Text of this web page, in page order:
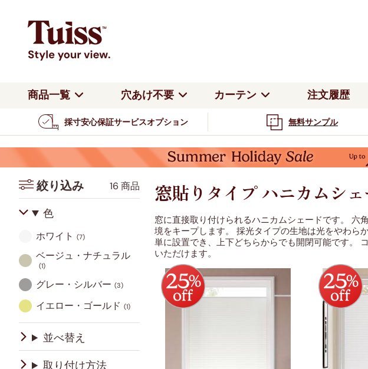
注文履歴
よくある質問 注文履歴
会社概要
配送・送料
返品・交換
ブラインドの採寸方
公式ブログ
カーテンの取り付け方
商品一覧
ハニカムシェード ロールスクリーン ウ
バーチカルブラインド アルミブラインド
ロー
つっぱり式 賃貸OK・ビス不
要 賃貸OK
遮光パーフェクトシェード
ツインハニカム ダブルロールスクリーン 調光
V&A ウィリアム・モリス リバティ
トップダウンハニカム すだれ 網戸
遮光タイプ 子供部屋
穴あけ不要
つっぱり式 カーテンレール取り付け
つっぱり式
チェーン式
つっぱり式
カーテンレール取り付け
カーテンレール取り付け カーテンレール取り付け
ローマンシェード
カーテン
すべてのカーテン
カーテン全商品を見る
カテゴリーで見る
種類
遮光カーテン
レースカーテン
ジャガード織カーテン
4枚セットカーテン
裏地付きカーテン
ウェーブカーテン
無地
動物
ストライプ・ボーダー
和柄・幾何学
採寸安心保証サービスオプション 無料サンプル
絞り込み 16 商品
色
ホワイト (7)
ベージュ・ナチュラル
(1)
グレー・シルバー (3)
イエロー・ゴールド (1)
並べ替え
取り付け方法
窓貼りタイプ ハニカムシ
窓に直接取り付けられるハニカムシェードです。
六
境をキープします。 採光タイプの生地は光をやわら
単に設置でき、上下どちらからでも開閉可能です。
いただけます。